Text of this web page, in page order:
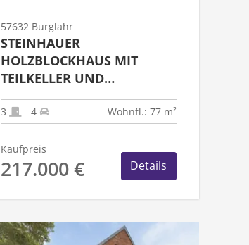
57632 Burglahr
STEINHAUER
HOLZBLOCKHAUS MIT
TEILKELLER UND
GARTENHAUS ALS
FESTWOHNSITZ IN 57632
3 4 Wohnfl.: 77 m²
Kaufpreis
217.000 € Details